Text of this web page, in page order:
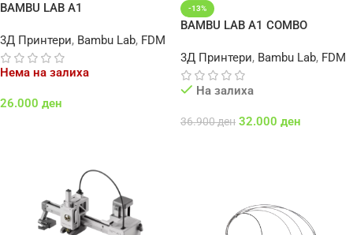
BAMBU LAB A1
3Д Принтери, Bambu Lab, FDM
Нема на залиха
26.000 ден
-13%
BAMBU LAB A1 COMBO
3Д Принтери, Bambu Lab, FDM
На залиха
36.900ден 32.000 ден